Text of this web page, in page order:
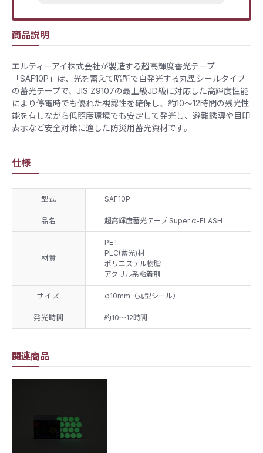
関連商品
商品説明
エルティーアイ株式会社が製造する超高輝度蓄光テープ
「SAF10P」は、光を蓄えて暗所で自発光する丸型シールタイプ
の蓄光テープで、JIS Z9107の最上級JD級に対応した高輝度性能
により停電時でも優れた視認性を確保し、約10〜12時間の残光性
能を有しながら低照度環境でも安定して発光し、避難誘導や目印
表示など安全対策に適した防災用蓄光資材です。
仕様
型式 SAF10P
品名 超高輝度蓄光テープ Super α-FLASH
材質
PET
PLC(蓄光)材
ポリエステル樹脂
アクリル系粘着剤
サイズ φ10mm（丸型シール）
発光時間 約10～12時間